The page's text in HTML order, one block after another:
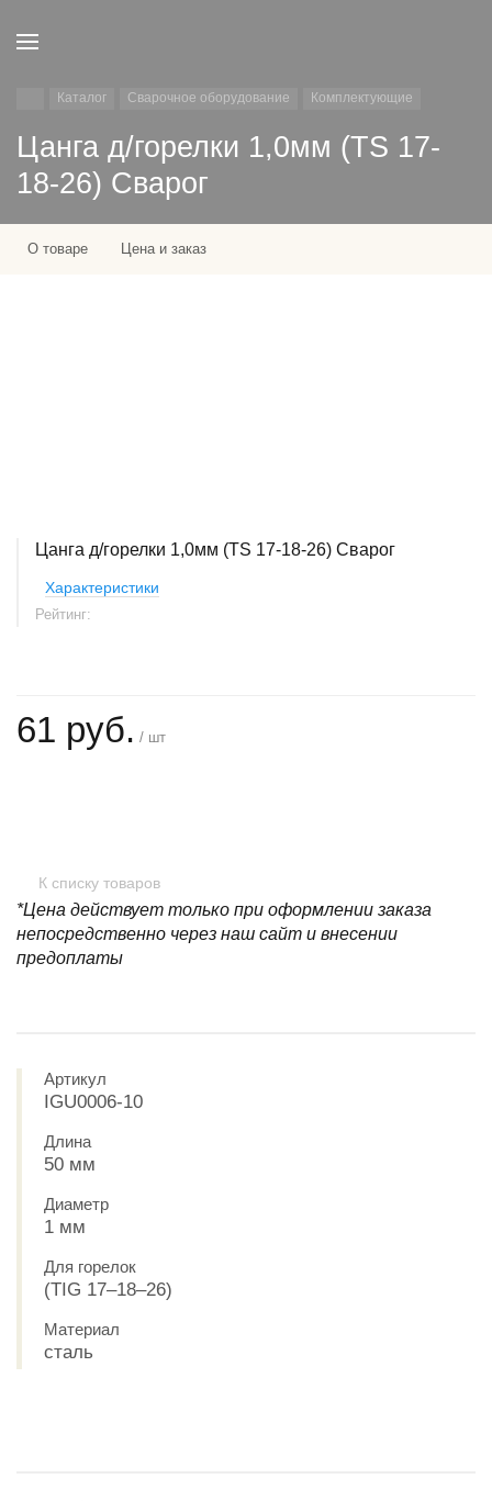
Каталог Сварочное оборудование Комплектующие
Цанга д/горелки 1,0мм (TS 17-
18-26) Сварог
О товаре Цена и заказ
Цанга д/горелки 1,0мм (TS 17-18-26) Сварог
Характеристики
Рейтинг:
61 руб. / шт
К списку товаров
*Цена действует только при оформлении заказа
непосредственно через наш сайт и внесении
предоплаты
Артикул
IGU0006-10
Длина
50 мм
Диаметр
1 мм
Для горелок
(TIG 17–18–26)
Материал
сталь